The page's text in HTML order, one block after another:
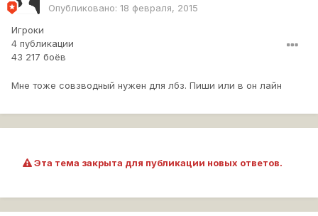
Опубликовано: 18 февраля, 2015
Игроки
4 публикации
43 217 боёв
Мне тоже совзводный нужен для лбз. Пиши или в он лайн
Эта тема закрыта для публикации новых ответов.